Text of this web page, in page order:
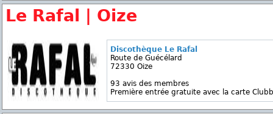
Le Rafal | Oize
Discothèque Le Rafal
Route de Guécélard
72330 Oize
93 avis des membres
Première entrée gratuite avec la carte